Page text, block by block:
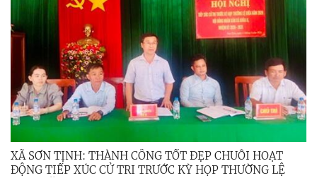
XÃ SƠN TỊNH: THÀNH CÔNG TỐT ĐẸP CHUỖI HOẠT
ĐỘNG TIẾP XÚC CỬ TRI TRƯỚC KỲ HỌP THƯỜNG LỆ